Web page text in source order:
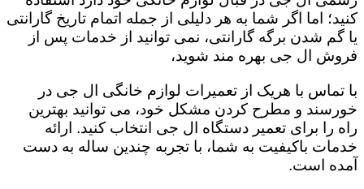
کنید؛ اما اگر شما به هر دلیلی از جمله اتمام تاریخ گارانتی
یا گم شدن برگه گارانتی، نمی توانید از خدمات پس از
فروش ال جی بهره مند شوید،
با تماس با هریک از تعمیرات لوازم خانگی ال جی در
خورسند و مطرح کردن مشکل خود، می توانید بهترین
راه را برای تعمیر دستگاه ال جی انتخاب کنید. ارائه
خدمات باکیفیت به شما، با تجربه چندین ساله به دست
آمده است.